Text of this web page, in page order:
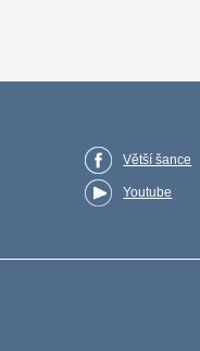
Větší šance
Youtube